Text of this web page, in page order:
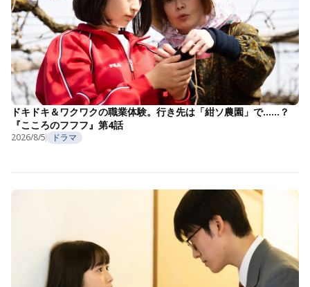
ドキドキ＆ワクワクの職業体験。行き先は「紺ソ農園」で……？
『こころのフフフ』第4話
2026/8/5 ドラマ